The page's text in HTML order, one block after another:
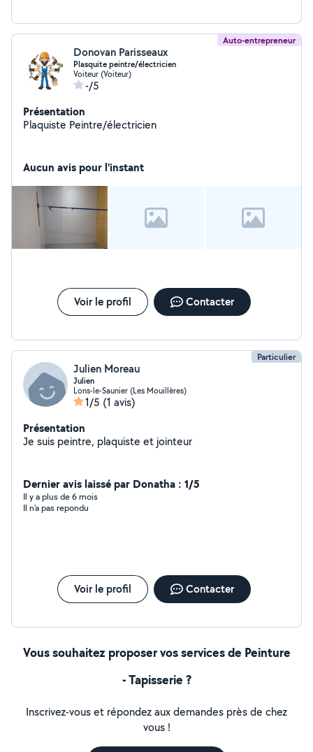
Auto-entrepreneur
Donovan Parisseaux
Plasquite peintre/électricien
Voiteur (Voiteur)
-/5
Présentation
Plaquiste Peintre/électricien
Aucun avis pour l'instant
Voir le profil Contacter
Particulier
Julien Moreau
Julien
Lons-le-Saunier (Les Mouillères)
1/5 (1 avis)
Présentation
Je suis peintre, plaquiste et jointeur
Dernier avis laissé par Donatha : 1/5
Il y a plus de 6 mois
Il n'a pas repondu
Voir le profil Contacter
Vous souhaitez proposer vos services de Peinture
- Tapisserie ?
Inscrivez-vous et répondez aux demandes près de chez
vous !